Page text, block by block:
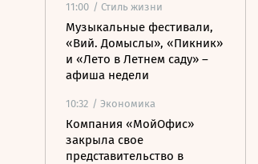
11:00 / Стиль жизни
Музыкальные фестивали,
«Вий. Домыслы», «Пикник»
и «Лето в Летнем саду» –
афиша недели
10:32 / Экономика
Компания «МойОфис»
закрыла свое
представительство в